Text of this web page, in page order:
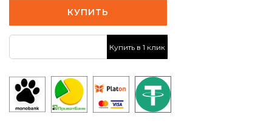
КУПИТЬ
Купить в 1 клик